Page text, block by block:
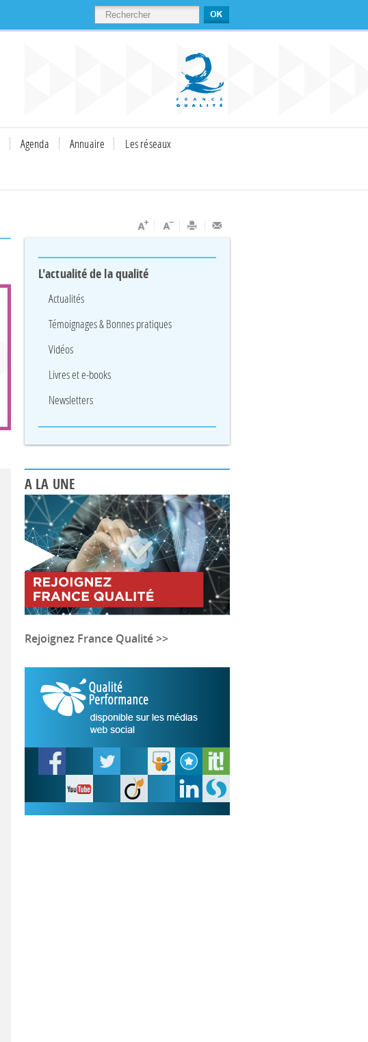
RECHERCHER
Agenda Annuaire
Les réseaux
L'actualité de la qualité
Actualités
Témoignages & Bonnes pratiques
Vidéos
Livres et e-books
Newsletters
A LA UNE
Rejoignez France Qualité >>